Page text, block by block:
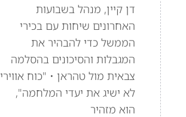
דן קיין, מנהל בשבועות
האחרונים שיחות עם בכירי
הממשל כדי להבהיר את
המגבלות והסיכונים בהסלמה
צבאית מול טהראן • "כוח אווירי
לא ישיג את יעדי המלחמה",
הוא מזהיר